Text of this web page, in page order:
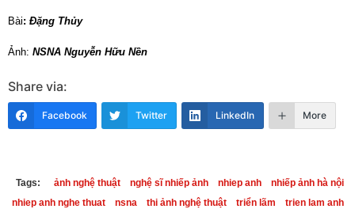
Bài: Đặng Thủy
Ảnh: NSNA Nguyễn Hữu Nền
Share via:
Facebook Twitter LinkedIn More
Tags: ảnh nghệ thuật nghệ sĩ nhiếp ảnh nhiep anh
nhiếp ảnh hà nội
nhiep anh nghe thuat
nsna thi ảnh nghệ thuật triển lãm
trien lam anh